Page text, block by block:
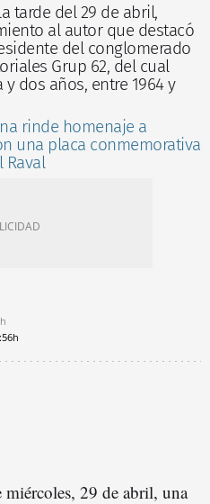
tarde del 29 de abril,
al autor que destacó
del conglomerado
Grup 62, del cual
dos años, entre 1964 y
rinde homenaje a
una placa conmemorativa
Raval
miércoles, 29 de abril, una